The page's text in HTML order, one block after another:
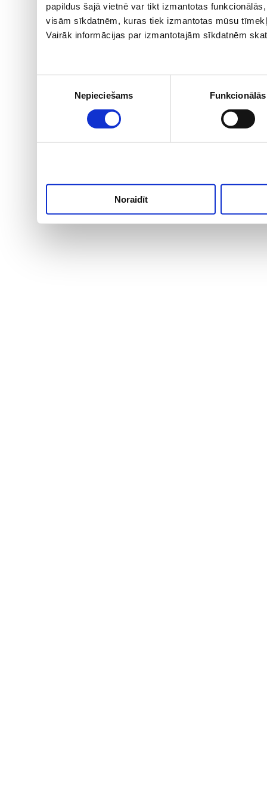
papildus šajā vietnē var tikt izmantotas
visām sīkdatnēm, kuras tiek izmantotas mūsu
Vairāk informācijas par izmantotajām sīkdatnēm
Nepieciešams Funkcionālās
Noraidīt